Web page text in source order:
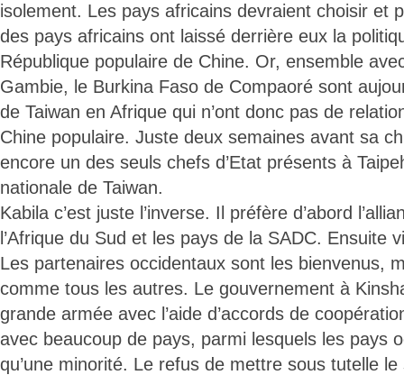
isolement. Les pays africains devraient choisir et
des pays africains ont laissé derrière eux la
République populaire de Chine. Or, ensemble
Gambie, le Burkina Faso de Compaoré sont
de Taiwan en Afrique qui n’ont donc pas de
Chine populaire. Juste deux semaines avant sa
encore un des seuls chefs d’Etat présents à
nationale de Taiwan.
Kabila c’est juste l’inverse. Il préfère d’abord
l’Afrique du Sud et les pays de la SADC. Ensuite
Les partenaires occidentaux sont les bienvenus,
comme tous les autres. Le gouvernement à
grande armée avec l’aide d’accords de
avec beaucoup de pays, parmi lesquels les pays
qu’une minorité. Le refus de mettre sous tutelle le